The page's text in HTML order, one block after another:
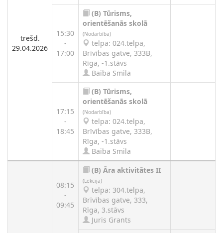
trešd.
29.04.2026
15:30
-
17:00
(B) Tūrisms,
orientēšanās skolā
(Nodarbība)
telpa: 024.telpa,
Brīvības gatve, 333B,
Rīga, -1.stāvs
Baiba Smila
17:15
-
18:45
(B) Tūrisms,
orientēšanās skolā
(Nodarbība)
telpa: 024.telpa,
Brīvības gatve, 333B,
Rīga, -1.stāvs
Baiba Smila
08:15
-
09:45
(B) Āra aktivitātes II
(Lekcija)
telpa: 304.telpa,
Brīvības gatve, 333,
Rīga, 3.stāvs
Juris Grants